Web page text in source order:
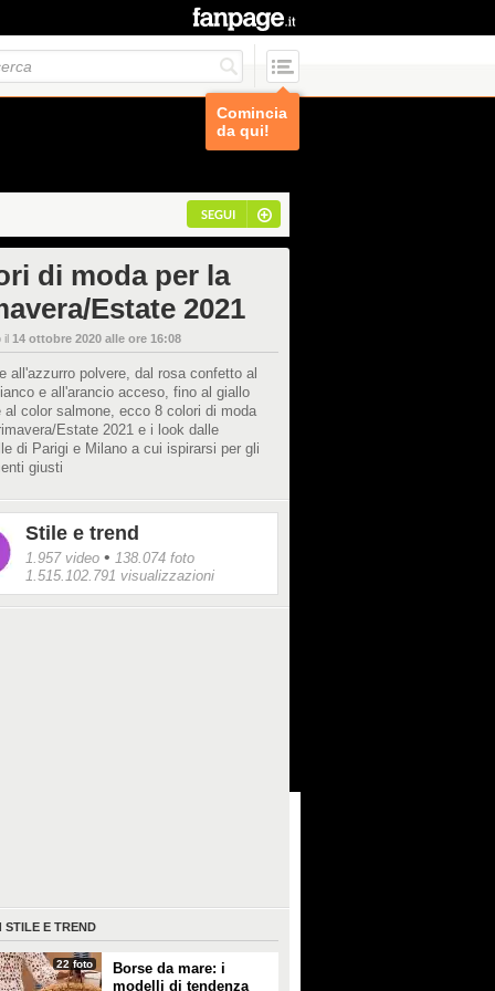
Comincia
da qui!
SEGUI
di moda per la
Estate 2021
il 14 ottobre 2020 alle ore 16:08
all'azzurro polvere, dal rosa confetto al
e all'arancio acceso, fino al giallo
al color salmone, ecco 8 colori di moda
Estate 2021 e i look dalle
di Parigi e Milano a cui ispirarsi per gli
giusti
Stile e trend
1.957 video • 138.074 foto
1.515.102.791 visualizzazioni
STILE E TREND
22 foto
Borse da mare: i
modelli di tendenza